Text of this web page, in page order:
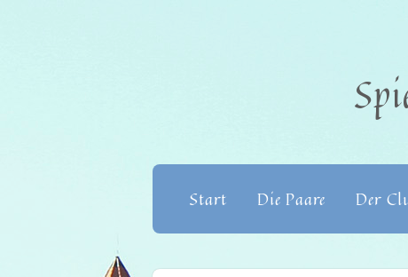
Start Die Paare Der